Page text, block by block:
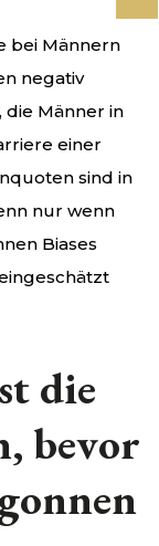
bei Männern
negativ
die Männer in
einer
sind in
nur wenn
Biases
die
bevor